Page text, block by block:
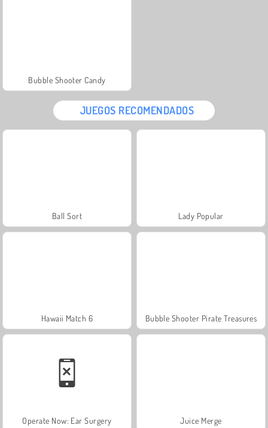
Bubble Shooter Candy
JUEGOS RECOMENDADOS
Ball Sort Lady Popular
Hawaii Match 6 Bubble Shooter Pirate Treasures
Operate Now: Ear Surgery Juice Merge